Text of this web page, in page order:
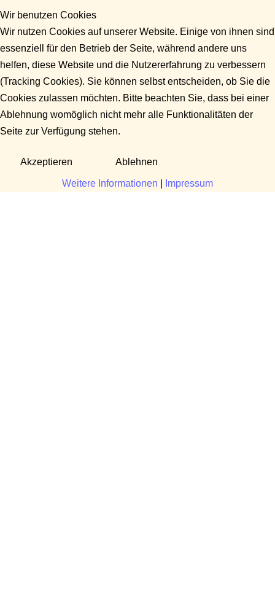
Wir benutzen Cookies
Wir nutzen Cookies auf unserer Website. Einige von ihnen sind
essenziell für den Betrieb der Seite, während andere uns
helfen, diese Website und die Nutzererfahrung zu verbessern
(Tracking Cookies). Sie können selbst entscheiden, ob Sie die
Cookies zulassen möchten. Bitte beachten Sie, dass bei einer
Ablehnung womöglich nicht mehr alle Funktionalitäten der
Seite zur Verfügung stehen.
Akzeptieren Ablehnen
Weitere Informationen Impressum